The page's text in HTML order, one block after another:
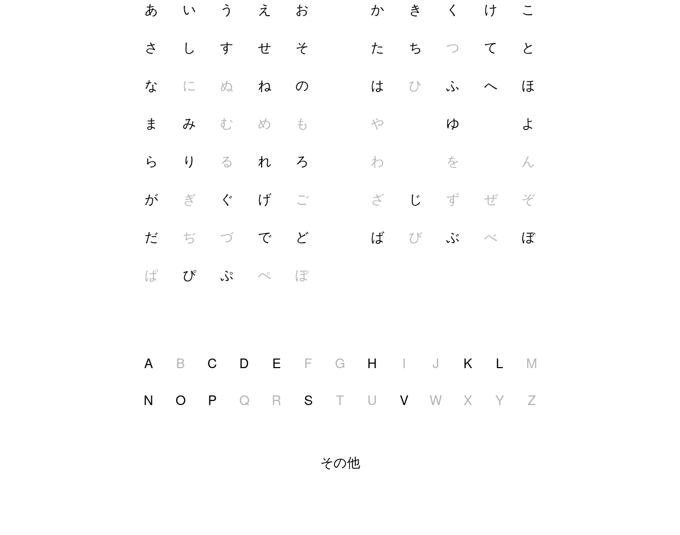
あ い う え お か き く け こ
さ し す せ そ た ち つ て と
な に ぬ ね の は ひ ふ へ ほ
ま み む め も や ゆ よ
ら り る れ ろ わ を ん
が ぎ ぐ げ ご ざ じ ず ぜ ぞ
だ ぢ づ で ど ば び ぶ べ ぼ
ぱ ぴ ぷ ぺ ぽ
A B C D E F G H I J K L
M
N
O P Q R S T U V W X Y Z
その他